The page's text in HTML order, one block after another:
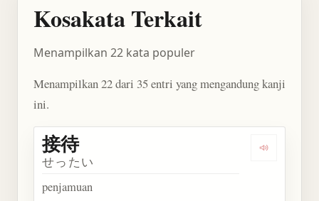
Kosakata Terkait
Menampilkan 22 kata populer
Menampilkan 22 dari 35 entri yang mengandung kanji
ini.
Dengarkan
接待
せったい
penjamuan